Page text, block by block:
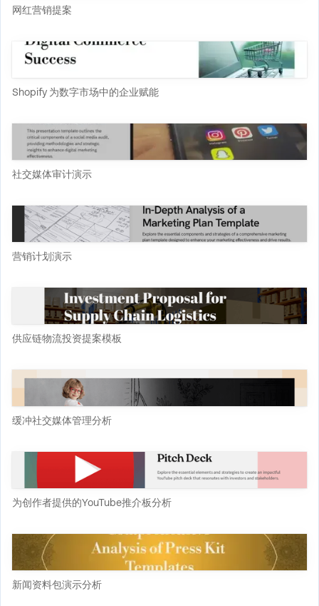
网红营销提案
Shopify 为数字市场中的企业赋能
社交媒体审计演示
营销计划演示
供应链物流投资提案模板
缓冲社交媒体管理分析
为创作者提供的YouTube推介板分析
新闻资料包演示分析